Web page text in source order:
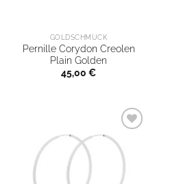
GOLDSCHMUCK
Pernille Corydon Creolen
Plain Golden
45,00 €